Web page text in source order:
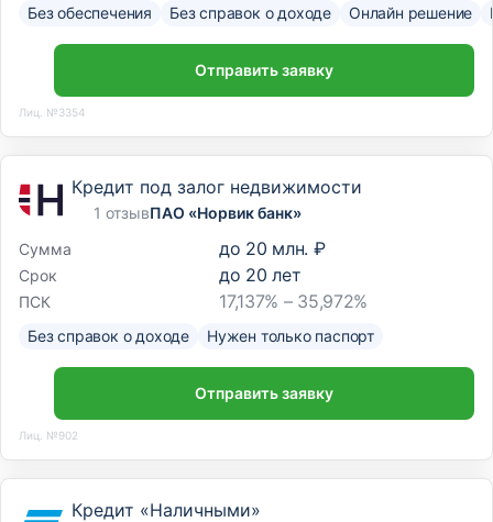
Без обеспечения Без справок о доходе Онлайн решение
Отправить заявку
Лиц. №3354
Кредит под залог недвижимости
1 отзывПАО «Норвик банк»
Сумма
до 20 млн. ₽
Срок до 20 лет
ПСК 17,137% – 35,972%
Без справок о доходе Нужен только паспорт
Отправить заявку
Лиц. №902
Кредит «Наличными»